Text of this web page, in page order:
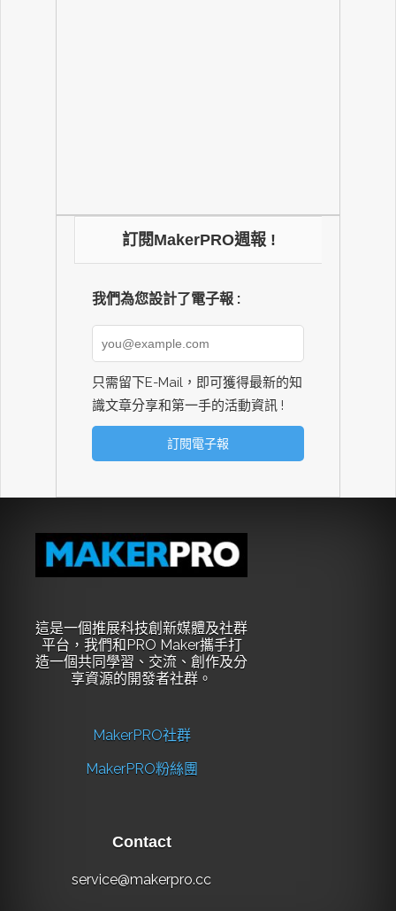
訂閱MakerPRO週報 !
我們為您設計了電子報 :
只需留下E-Mail，即可獲得最新的知
識文章分享和第一手的活動資訊 !
這是一個推展科技創新媒體及社群
平台，我們和PRO Maker攜手打
造一個共同學習、交流、創作及分
享資源的開發者社群。
MakerPRO社群
MakerPRO粉絲團
Contact
service@makerpro.cc